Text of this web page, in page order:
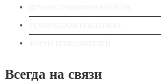
Всегда на связи